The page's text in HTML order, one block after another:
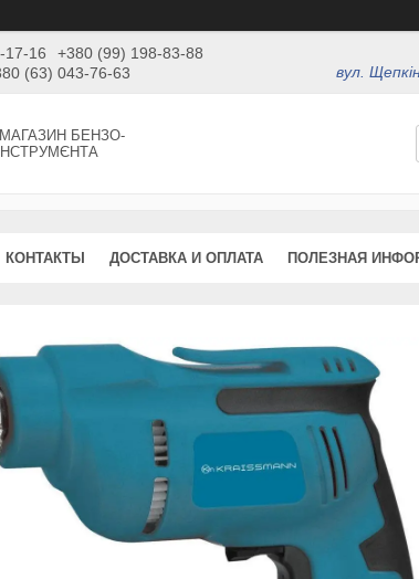
17-16
+380 (99) 198-83-88
(63) 043-76-63
вул.
МАГАЗИН БЕНЗО-
КОНТАКТЫ ДОСТАВКА И ОПЛАТА ПОЛЕЗНАЯ